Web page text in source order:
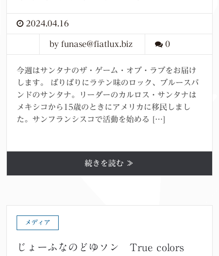
2024.04.16
by funase@fiatlux.biz 0
今週はサンタナのザ・ゲーム・オブ・ラブをお届け
します。 ばりばりにラテン味のロック、ブルースバ
ンドのサンタナ。リーダーのカルロス・サンタナは
メキシコから15歳のときにアメリカに移民しまし
た。サンフランシスコで活動を始める […]
続きを読む ≫
メディア
じょーふなのどゆソン True colors